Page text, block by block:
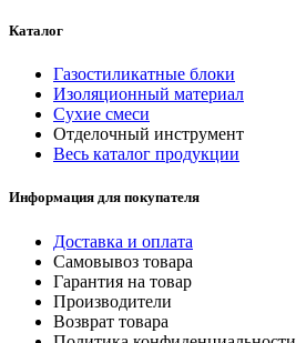
Каталог
Газостиликатные блоки
Изоляционный материал
Сухие смеси
Отделочный инструмент
Весь каталог продукции
Информация для покупателя
Доставка и оплата
Самовывоз товара
Гарантия на товар
Производители
Возврат товара